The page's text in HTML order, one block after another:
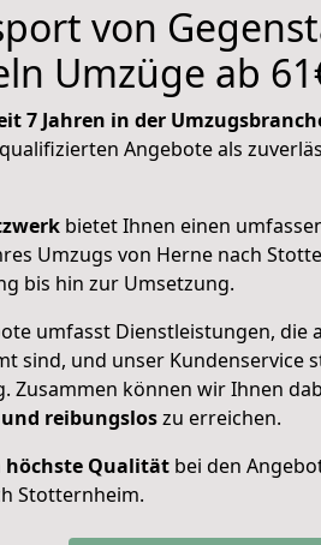
von
Umzüge ab
7 Jahren in der
Angebote als
bietet Ihnen einen
Umzugs von Herne nach
bis hin zur Umsetzung.
umfasst Dienstleistungen, die
sind, und unser Kundenservice
Zusammen können wir Ihnen
reibungsloszu erreichen.
höchste Qualität bei den
Stotternheim.